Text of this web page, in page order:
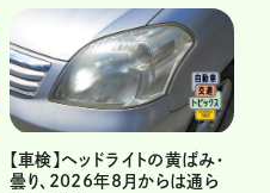
【車検】ヘッドライトの黄ばみ・
曇り、2026年8月からは通ら